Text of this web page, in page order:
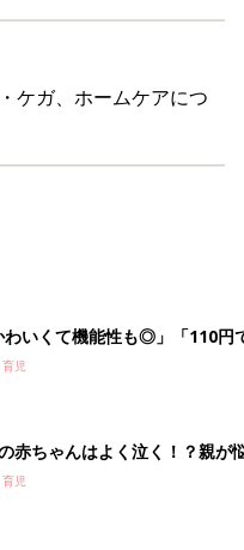
ケガ、ホームケアにつ
わいくて機能性も◎」「110円
児
赤ちゃんはよく泣く！？親が
専門家】
児